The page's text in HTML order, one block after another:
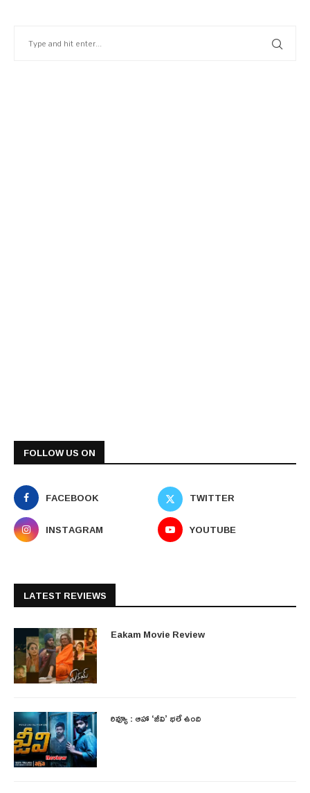
FOLLOW US ON
FACEBOOK
TWITTER
INSTAGRAM
YOUTUBE
LATEST REVIEWS
Eakam Movie Review
రివ్యూ : ఆహా ‘జీవి’ భలే ఉంది